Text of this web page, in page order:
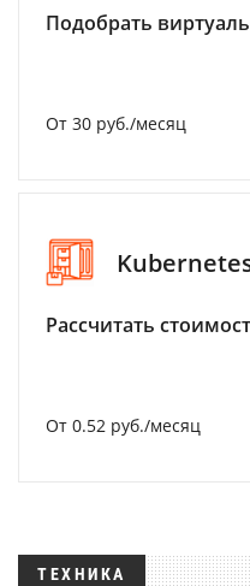
Подобрать
От 30 руб./месяц
Рассчитать
От 0.52 руб./месяц
ТЕХНИКА